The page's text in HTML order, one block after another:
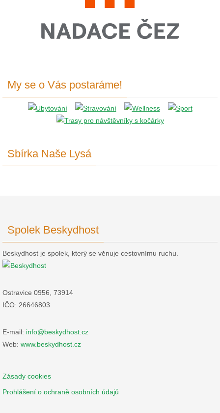
My se o Vás postaráme!
Sbírka Naše Lysá
Spolek Beskydhost
Beskydhost je spolek, který se věnuje cestovnímu ruchu.
Ostravice 0956, 73914
IČO: 26646803
E-mail: info@beskydhost.cz
Web: www.beskydhost.cz
Zásady cookies
Prohlášení o ochraně osobních údajů